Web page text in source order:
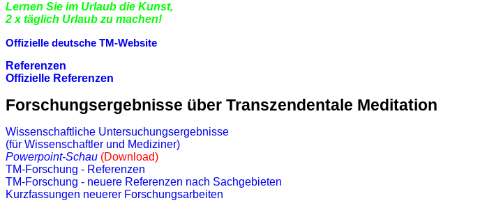
Lernen Sie im Urlaub die Kunst,
2 x täglich Urlaub zu machen!
Offizielle deutsche TM-Website
Referenzen
Offizielle Referenzen
Forschungsergebnisse über Transzendentale Meditation
Wissenschaftliche Untersuchungsergebnisse
(für Wissenschaftler und Mediziner)
Powerpoint-Schau (Download)
TM-Forschung - Referenzen
TM-Forschung - neuere Referenzen nach Sachgebieten
Kurzfassungen neuerer Forschungsarbeiten